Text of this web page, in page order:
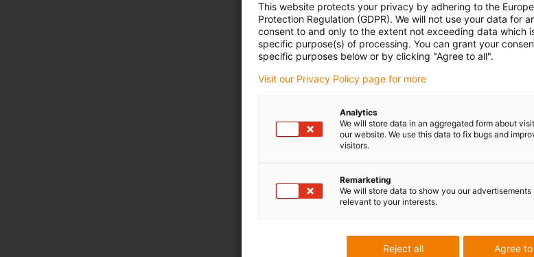
This website protects your privacy by adhering to the
Protection Regulation (GDPR). We will not use your data for
consent to and only to the extent not exceeding data which
specific purpose(s) of processing. You can grant your
specific purposes below or by clicking "Agree to all".
Visit our Privacy Policy page for more
Analytics
We will store data in an aggregated form about
our website. We use this data to fix bugs and
visitors.
Remarketing
We will store data to show you our
relevant to your interests.
Agree
Reject all